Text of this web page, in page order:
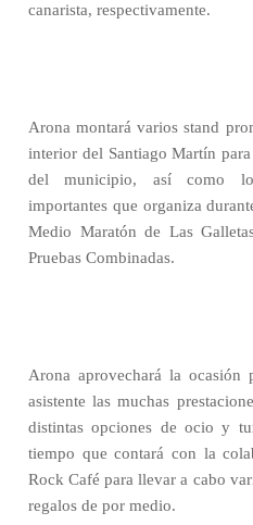
canarista, respectivamente.
Arona montará varios stand
interior del Santiago Martín
del municipio, así como
importantes que organiza
Medio Maratón de Las
Pruebas Combinadas.
Arona aprovechará la ocasión
asistente las muchas
distintas opciones de ocio y
tiempo que contará con la
Rock Café para llevar a cabo
regalos de por medio.